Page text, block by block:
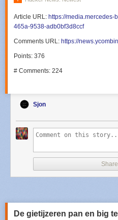
Article URL: https://
465a-9538-adb0bf3d8ccf
Comments URL: https://
Points: 376
# Comments: 224
Sjon
De gietijzeren pan en big